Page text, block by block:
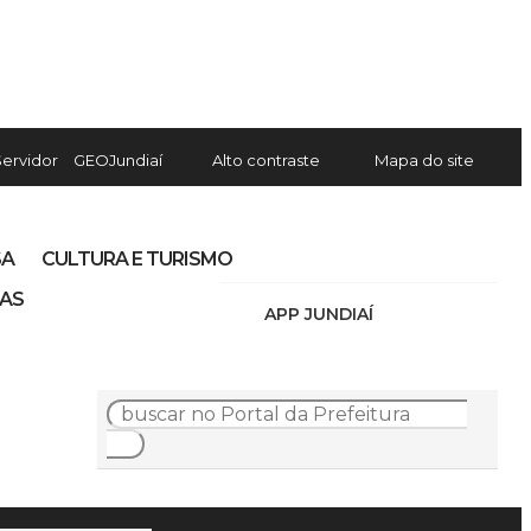
GEOJundiaí Alto contraste Mapa do site
APP JUNDIAÍ
CULTURA E TURISMO